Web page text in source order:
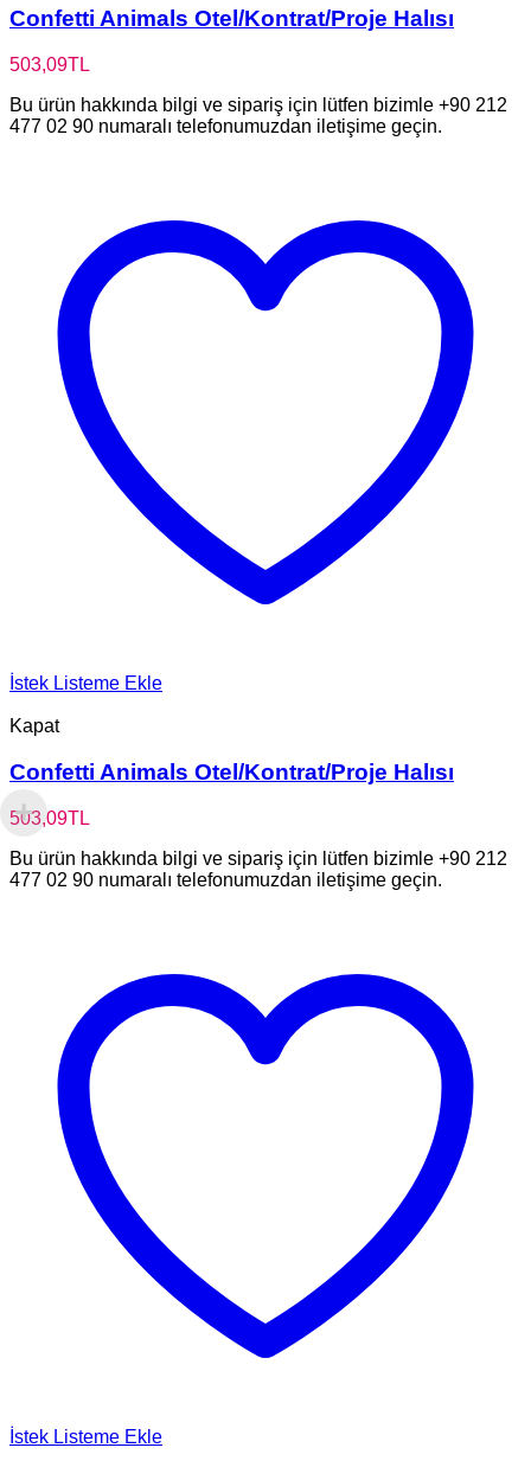
Confetti Animals Otel/Kontrat/Proje Halısı
503,09TL
Bu ürün hakkında bilgi ve sipariş için lütfen bizimle +90 212
477 02 90 numaralı telefonumuzdan iletişime geçin.
İstek Listeme Ekle
Kapat
Confetti Animals Otel/Kontrat/Proje Halısı
503,09TL
Bu ürün hakkında bilgi ve sipariş için lütfen bizimle +90 212
477 02 90 numaralı telefonumuzdan iletişime geçin.
İstek Listeme Ekle